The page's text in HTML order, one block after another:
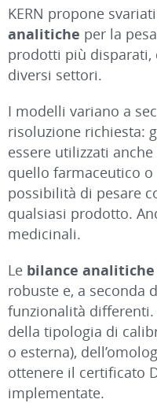
KERN propone
analitiche per la
prodotti più disparati,
diversi settori.
I modelli variano a
risoluzione richiesta:
essere utilizzati
quello farmaceutico
possibilità di pesare
qualsiasi prodotto.
medicinali.
Le bilance analitiche
robuste e, a seconda
funzionalità
della tipologia di
o esterna),
ottenere il certificato
implementate.